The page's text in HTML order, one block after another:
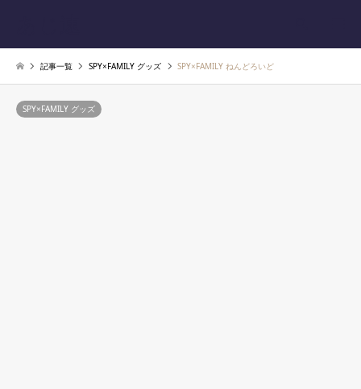
記事一覧 SPY×FAMILY グッズ SPY×FAMILY ねんどろいど
SPY×FAMILY グッズ